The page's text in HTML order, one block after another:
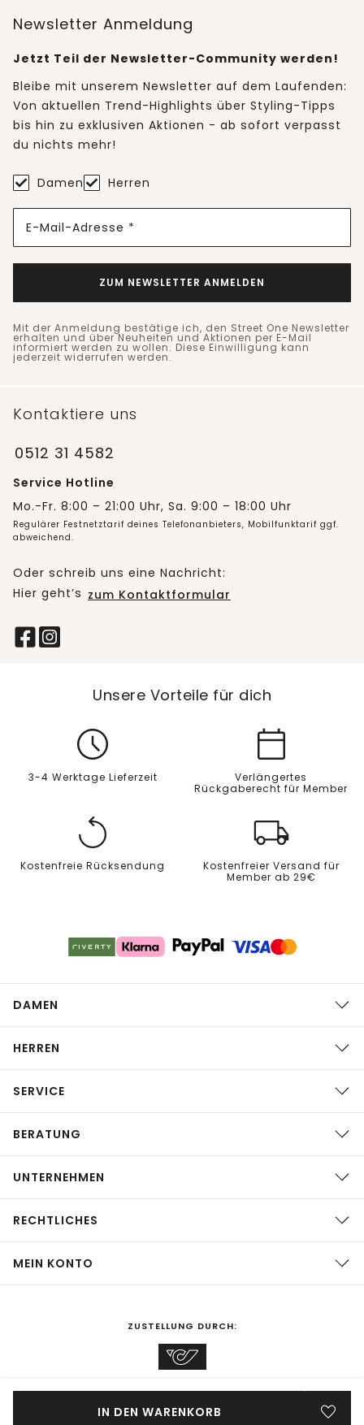
IN DEN WARENKORB
Newsletter Anmeldung
Jetzt Teil der Newsletter-Community werden!
Bleibe mit unserem Newsletter auf dem Laufenden:
Von aktuellen Trend-Highlights über Styling-Tipps
bis hin zu exklusiven Aktionen - ab sofort verpasst
du nichts mehr!
Damen Herren
E-Mail-Adresse *
ZUM NEWSLETTER ANMELDEN
Mit der Anmeldung bestätige ich, den Street One Newsletter
erhalten und über Neuheiten und Aktionen per E-Mail
informiert werden zu wollen. Diese Einwilligung kann
jederzeit widerrufen werden.
Kontaktiere uns
0512 31 4582
Service Hotline
Mo.-Fr. 8:00 – 21:00 Uhr, Sa. 9:00 – 18:00 Uhr
Regulärer Festnetztarif deines Telefonanbieters, Mobilfunktarif ggf.
abweichend.
Oder schreib uns eine Nachricht:
Hier geht’s zum Kontaktformular
Unsere Vorteile für dich
3-4 Werktage Lieferzeit
Verlängertes
Rückgaberecht für Member
Kostenfreie Rücksendung
Kostenfreier Versand für
Member ab 29€
DAMEN
HERREN
SERVICE
BERATUNG
UNTERNEHMEN
RECHTLICHES
MEIN KONTO
ZUSTELLUNG DURCH: